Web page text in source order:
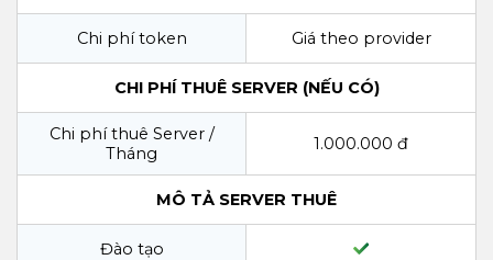
Chi phí token Giá theo provider
CHI PHÍ THUÊ SERVER (NẾU CÓ)
Chi phí thuê Server /
Tháng
1.000.000 đ
MÔ TẢ SERVER THUÊ
Đào tạo